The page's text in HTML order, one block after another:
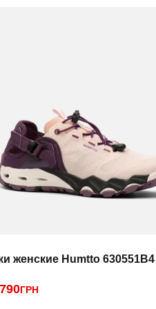
женские Humtto 630551B4
ГРН